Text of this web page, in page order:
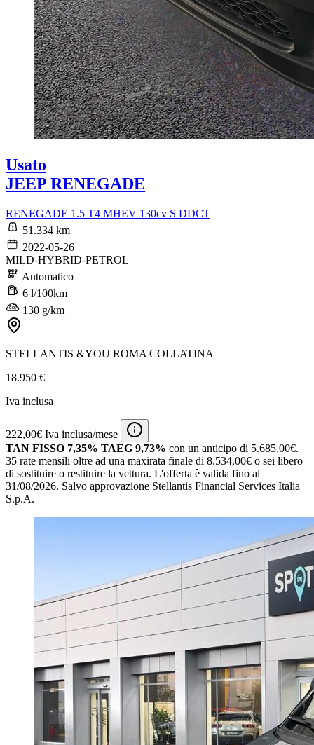
Usato
JEEP RENEGADE
RENEGADE 1.5 T4 MHEV 130cv S DDCT
51.334 km
2022-05-26
MILD-HYBRID-PETROL
Automatico
6 l/100km
130 g/km
STELLANTIS &YOU ROMA COLLATINA
18.950 €
Iva inclusa
222,00€ Iva inclusa/mese
TAN FISSO 7,35% TAEG 9,73% con un anticipo di 5.685,00€.
35 rate mensili oltre ad una maxirata finale di 8.534,00€ o sei libero
di sostituire o restituire la vettura. L'offerta è valida fino al
31/08/2026. Salvo approvazione Stellantis Financial Services Italia
S.p.A.